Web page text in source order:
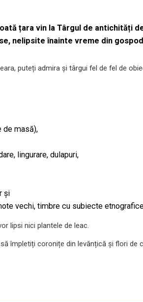
țara vin la Târgul de antichități
nelipsite înainte vreme din
puteți admira și târgui fel de fel de
de masă),
lingurare, dulapuri,
și
vechi, timbre cu subiecte
lipsi nici plantele de leac.
împletiți coronițe din levănțică și flori de